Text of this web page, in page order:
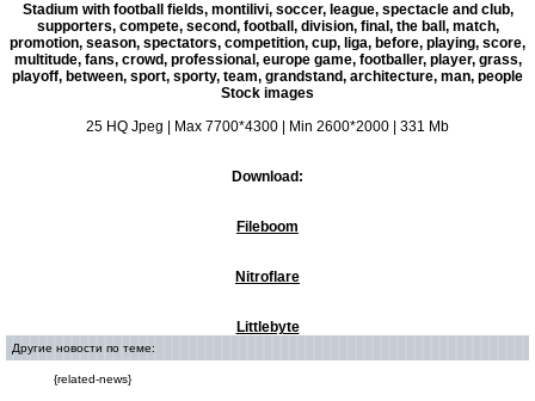
Stadium with football fields, montilivi, soccer, league, spectacle and club,
supporters, compete, second, football, division, final, the ball, match,
promotion, season, spectators, competition, cup, liga, before, playing, score,
multitude, fans, crowd, professional, europe game, footballer, player, grass,
playoff, between, sport, sporty, team, grandstand, architecture, man, people
Stock images
25 HQ Jpeg | Max 7700*4300 | Min 2600*2000 | 331 Mb
Download:
Fileboom
Nitroflare
Littlebyte
Другие новости по теме:
{related-news}